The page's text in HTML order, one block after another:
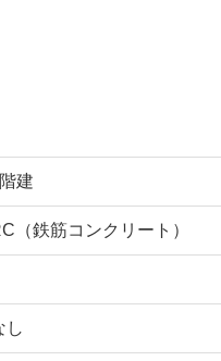
建
（鉄筋コンクリート）
し